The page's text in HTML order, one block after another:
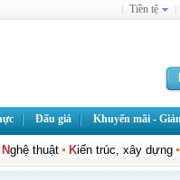
Tiền tệ
Đấu giá Khuyến mãi -
Nghệ thuật Kiến trúc, xây dựng